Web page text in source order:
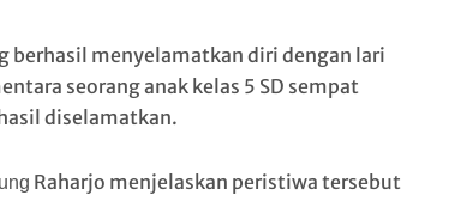
berhasil menyelamatkan diri dengan lari
seorang anak kelas 5 SD sempat
diselamatkan.
Raharjo menjelaskan peristiwa tersebut